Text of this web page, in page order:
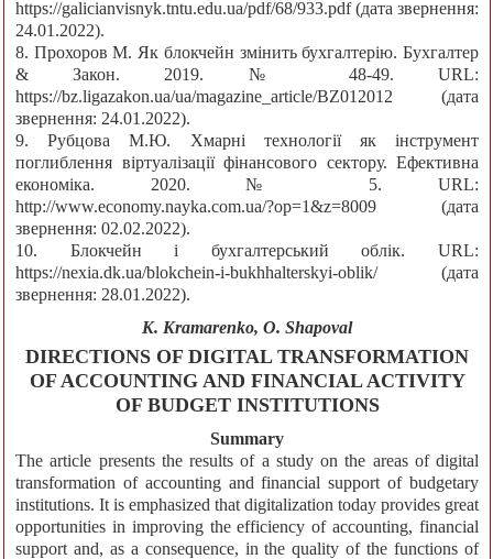
https://galicianvisnyk.tntu.edu.ua/pdf/68/933.pdf (дата звернення:
24.01.2022).
8. Прохоров М. Як блокчейн змінить бухгалтерію. Бухгалтер
& Закон. 2019. № 48-49. URL:
https://bz.ligazakon.ua/ua/magazine_article/BZ012012 (дата
звернення: 24.01.2022).
9. Рубцова М.Ю. Хмарні технології як інструмент
поглиблення віртуалізації фінансового сектору. Ефективна
економіка. 2020. № 5. URL:
http://www.economy.nayka.com.ua/?op=1&z=8009 (дата
звернення: 02.02.2022).
10. Блокчейн і бухгалтерський облік. URL:
https://nexia.dk.ua/blokchein-i-bukhhalterskyi-oblik/ (дата
звернення: 28.01.2022).
K. Kramarenko, O. Shapoval
DIRECTIONS OF DIGITAL TRANSFORMATION
OF ACCOUNTING AND FINANCIAL ACTIVITY
OF BUDGET INSTITUTIONS
Summary
The article presents the results of a study on the areas of digital
transformation of accounting and financial support of budgetary
institutions. It is emphasized that digitalization today provides great
opportunities in improving the efficiency of accounting, financial
support and, as a consequence, in the quality of the functions of